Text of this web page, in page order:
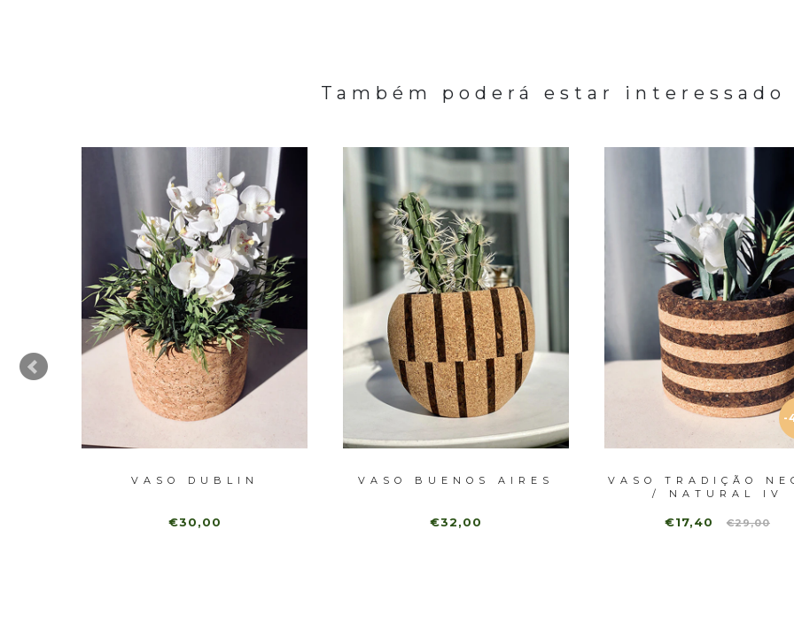
Também poderá estar interessado
VASO DUBLIN
€30,00
VASO BUENOS AIRES
€32,00
-
VASO TRADIÇÃO
/ NATURAL IV
€17,40 €29,00